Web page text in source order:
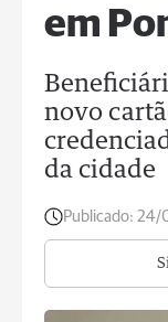
em
novo
da cidade
Publicado: 24/